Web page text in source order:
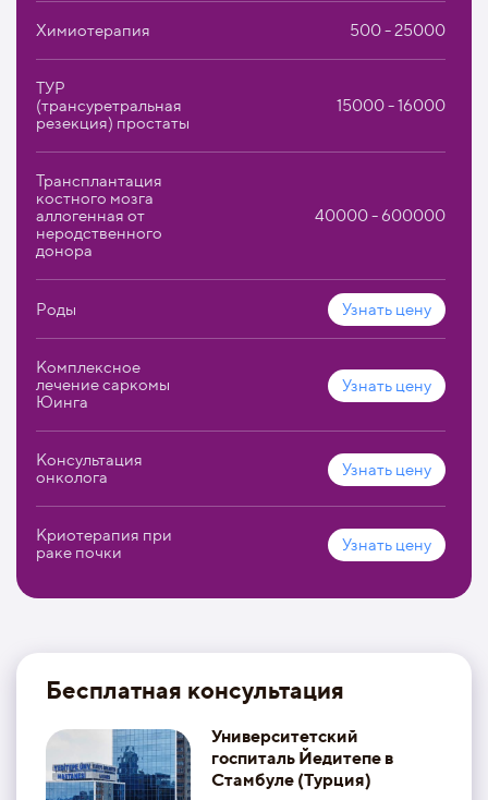
Каждый год они повышают квалификацию и
сотрудничают с зарубежными коллегами.
Химиотерапия 500 - 25000
ТУР
(трансуретральная
резекция) простаты
15000 - 16000
Трансплантация
костного мозга
аллогенная от
неродственного
донора
40000 - 600000
Роды Узнать цену
Комплексное
лечение саркомы
Юинга
Узнать цену
Консультация
онколога
Узнать цену
Криотерапия при
раке почки
Узнать цену
Бесплатная консультация
Университетский
госпиталь Йедитепе в
Стамбуле (Турция)